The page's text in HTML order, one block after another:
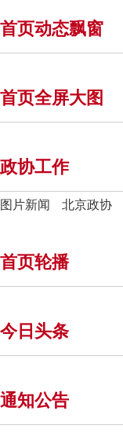
首页动态飘窗
首页全屏大图
政协工作
图片新闻 北京政协
首页轮播
今日头条
通知公告